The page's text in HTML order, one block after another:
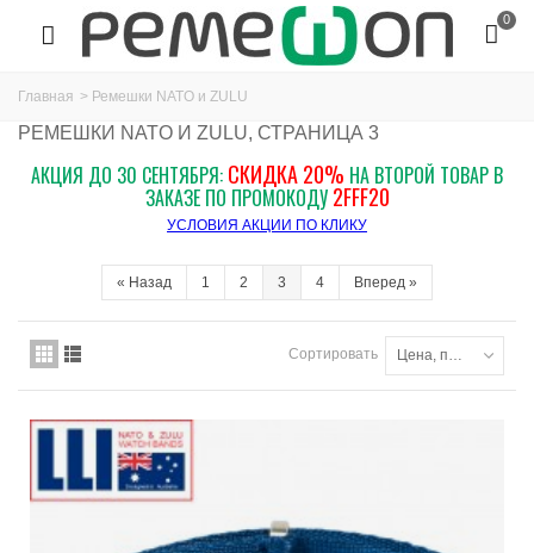
0
Главная > Ремешки NATO и ZULU
РЕМЕШКИ NATO И ZULU, СТРАНИЦА 3
АКЦИЯ ДО 30 СЕНТЯБРЯ: СКИДКА 20% НА ВТОРОЙ ТОВАР В
ЗАКАЗЕ ПО ПРОМОКОДУ 2FFF20
УСЛОВИЯ АКЦИИ ПО КЛИКУ
« Назад 1 2 3 4 Вперед »
Сортировать Цена, по возрастанию